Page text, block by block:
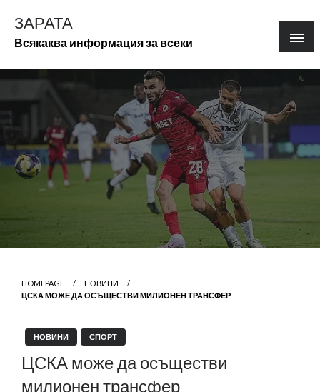
Skip
content
ЗАРАТА
Всякаква информация за всеки
HOMEPAGE
НОВИНИ
ЦСКА МОЖЕ ДА ОСЪЩЕСТВИ МИЛИОНЕН ТРАНСФЕР
НОВИНИ СПОРТ
ЦСКА може да осъществи
милионен трансфер